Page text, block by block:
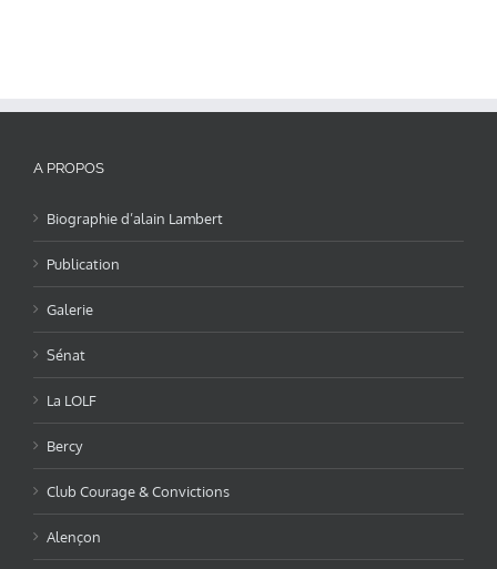
A PROPOS
Biographie d’alain Lambert
Publication
Galerie
Sénat
La LOLF
Bercy
Club Courage & Convictions
Alençon